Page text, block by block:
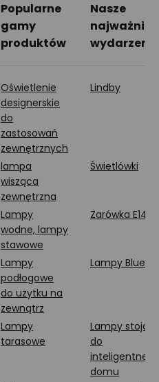
Popularne
gamy
produktów
Nasze
Oświetlenie
designerskie
do
zastosowań
zewnętrznych
Lindby
lampa
wisząca
zewnętrzna
Świetlówki
Lampy
wodne, lampy
stawowe
Żarówka E14
Lampy
podłogowe
do użytku na
zewnątrz
Lampy
Lampy
tarasowe
Lampy
do
domu